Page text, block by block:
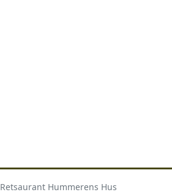
Retsaurant Hummerens Hus